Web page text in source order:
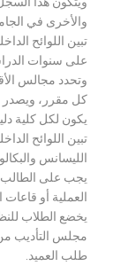
والأخرى في
تبين اللوائح
على سنوات
وتحدد مجالس
كل مقرر، ويصدر
يكون لكل كلية
تبين اللوائح
الليسانس
يجب على الطالب
العملية أو قاعات
يخضع الطلاب
مجلس التأديب
طلب العميد.